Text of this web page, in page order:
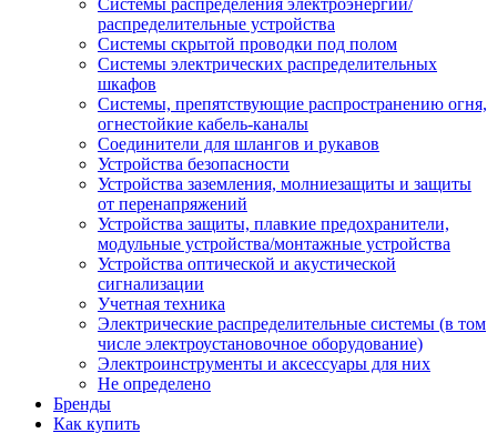
Системы распределения электроэнергии/
распределительные устройства
Системы скрытой проводки под полом
Системы электрических распределительных
шкафов
Системы, препятствующие распространению огня,
огнестойкие кабель-каналы
Соединители для шлангов и рукавов
Устройства безопасности
Устройства заземления, молниезащиты и защиты
от перенапряжений
Устройства защиты, плавкие предохранители,
модульные устройства/монтажные устройства
Устройства оптической и акустической
сигнализации
Учетная техника
Электрические распределительные системы (в том
числе электроустановочное оборудование)
Электроинструменты и аксессуары для них
Не определено
Бренды
Как купить